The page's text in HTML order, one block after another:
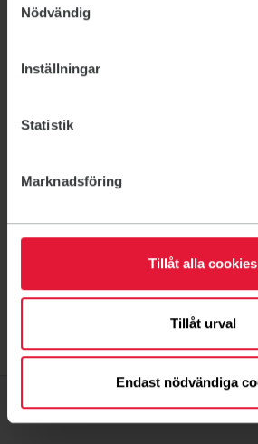
Nödvändig
Inställningar
Statistik
Marknadsföring
Tillåt alla cookies
Tillåt urval
Endast nödvändiga
Engagera dig som funktionär!
Länk till: Bli funktionär
Dokument